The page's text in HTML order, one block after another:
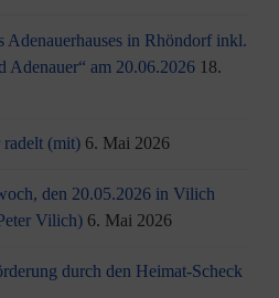
Adenauerhauses in Rhöndorf inkl.
Adenauer“ am 20.06.2026 18.
radelt (mit) 6. Mai 2026
den 20.05.2026 in Vilich
Vilich) 6. Mai 2026
durch den Heimat-Scheck